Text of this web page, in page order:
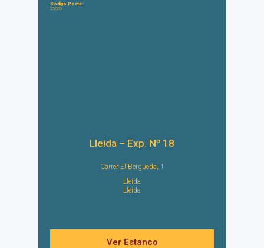
Código Postal:
25005
Lleida – Exp. Nº 18
Carrer El Bergueda, 1
Lleida
Lleida
Ver Estanco